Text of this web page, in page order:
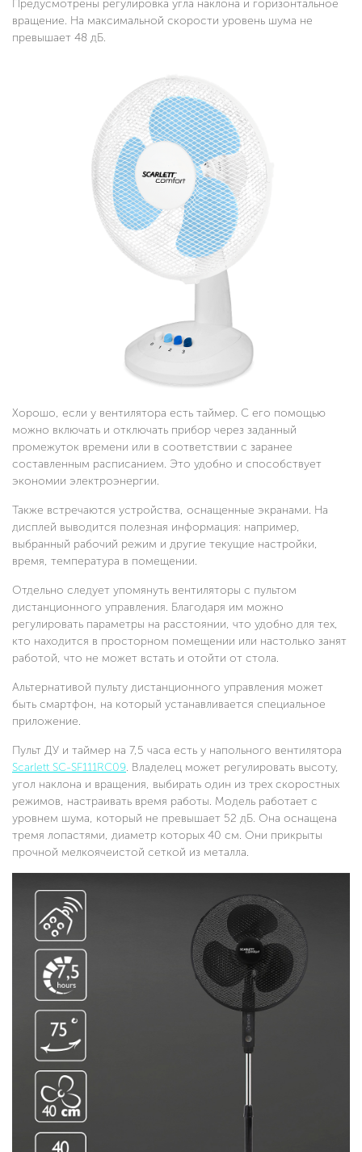
Предусмотрены регулировка угла наклона и горизонтальное
вращение. На максимальной скорости уровень шума не
превышает 48 дБ.
Хорошо, если у вентилятора есть таймер. С его помощью
можно включать и отключать прибор через заданный
промежуток времени или в соответствии с заранее
составленным расписанием. Это удобно и способствует
экономии электроэнергии.
Также встречаются устройства, оснащенные экранами. На
дисплей выводится полезная информация: например,
выбранный рабочий режим и другие текущие настройки,
время, температура в помещении.
Отдельно следует упомянуть вентиляторы с пультом
дистанционного управления. Благодаря им можно
регулировать параметры на расстоянии, что удобно для тех,
кто находится в просторном помещении или настолько занят
работой, что не может встать и отойти от стола.
Альтернативой пульту дистанционного управления может
быть смартфон, на который устанавливается специальное
приложение.
Пульт ДУ и таймер на 7,5 часа есть у напольного вентилятора
Scarlett SC-SF111RC09. Владелец может регулировать высоту,
угол наклона и вращения, выбирать один из трех скоростных
режимов, настраивать время работы. Модель работает с
уровнем шума, который не превышает 52 дБ. Она оснащена
тремя лопастями, диаметр которых 40 см. Они прикрыты
прочной мелкоячеистой сеткой из металла.